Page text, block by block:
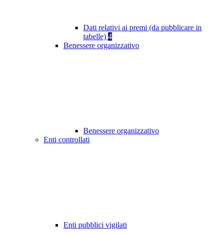
Dati relativi ai premi (da pubblicare in
tabelle) 4
Benessere organizzativo
Benessere organizzativo
Enti controllati
Enti pubblici vigilati